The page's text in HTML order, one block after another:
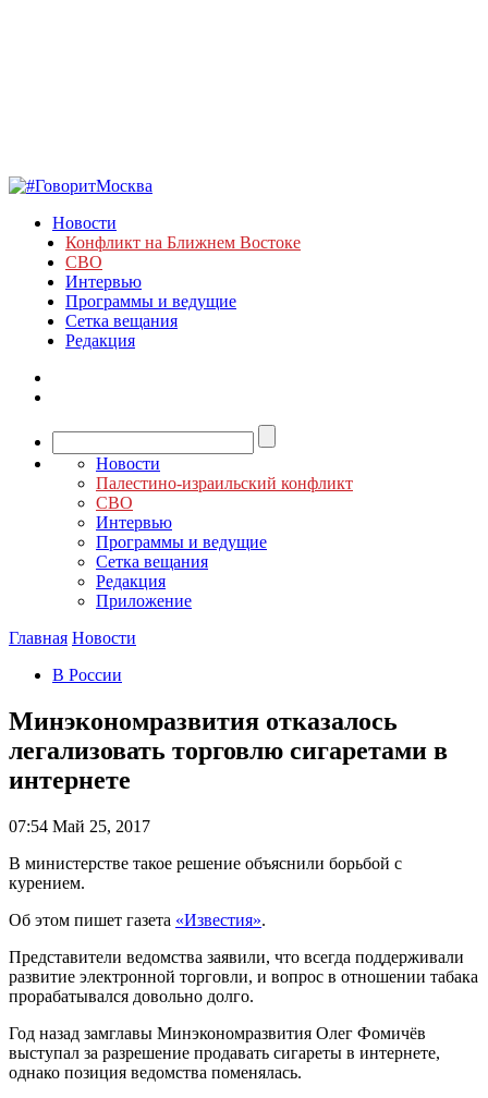
Новости
Конфликт на Ближнем Востоке
СВО
Интервью
Программы и ведущие
Сетка вещания
Редакция
Новости
Палестино-израильский конфликт
СВО
Интервью
Программы и ведущие
Сетка вещания
Редакция
Приложение
Главная Новости
В России
Минэкономразвития отказалось
легализовать торговлю сигаретами в
интернете
07:54 Май 25, 2017
В министерстве такое решение объяснили борьбой с
курением.
Об этом пишет газета «Известия».
Представители ведомства заявили, что всегда поддерживали
развитие электронной торговли, и вопрос в отношении табака
прорабатывался довольно долго.
Год назад замглавы Минэкономразвития Олег Фомичёв
выступал за разрешение продавать сигареты в интернете,
однако позиция ведомства поменялась.